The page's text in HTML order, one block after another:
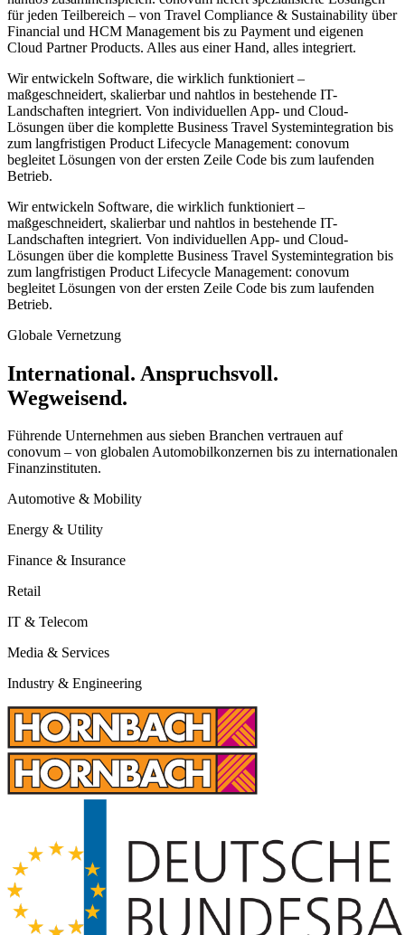
für jeden Teilbereich – von Travel Compliance & Sustainability über
Financial und HCM Management bis zu Payment und eigenen
Cloud Partner Products. Alles aus einer Hand, alles integriert.
Wir entwickeln Software, die wirklich funktioniert –
maßgeschneidert, skalierbar und nahtlos in bestehende IT-
Landschaften integriert. Von individuellen App- und Cloud-
Lösungen über die komplette Business Travel Systemintegration bis
zum langfristigen Product Lifecycle Management: conovum
begleitet Lösungen von der ersten Zeile Code bis zum laufenden
Betrieb.
Wir entwickeln Software, die wirklich funktioniert –
maßgeschneidert, skalierbar und nahtlos in bestehende IT-
Landschaften integriert. Von individuellen App- und Cloud-
Lösungen über die komplette Business Travel Systemintegration bis
zum langfristigen Product Lifecycle Management: conovum
begleitet Lösungen von der ersten Zeile Code bis zum laufenden
Betrieb.
Globale Vernetzung
International. Anspruchsvoll.
Wegweisend.
Führende Unternehmen aus sieben Branchen vertrauen auf
conovum – von globalen Automobilkonzernen bis zu internationalen
Finanzinstituten.
Automotive & Mobility
Energy & Utility
Finance & Insurance
Retail
IT & Telecom
Media & Services
Industry & Engineering